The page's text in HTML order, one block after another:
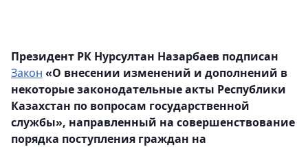
Президент РК Нурсултан Назарбаев подписан
Закон «О внесении изменений и дополнений в
некоторые законодательные акты Республики
Казахстан по вопросам государственной
службы», направленный на совершенствование
порядка поступления граждан на